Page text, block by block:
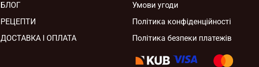
БЛОГ
РЕЦЕПТИ
ДОСТАВКА І ОПЛАТА
Умови угоди
Політика конфіденційності
Політика безпеки платежів